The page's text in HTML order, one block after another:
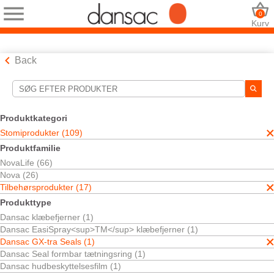
Kurv
0
Back
Produktkategori
Stomiprodukter (109)
Produktfamilie
NovaLife (66)
Nova (26)
Tilbehørsprodukter (17)
Produkttype
Dansac klæbefjerner (1)
Dansac EasiSpray<sup>TM</sup> klæbefjerner (1)
Dansac GX-tra Seals (1)
Dansac Seal formbar tætningsring (1)
Dansac hudbeskyttelsesfilm (1)
Søgeværktøjer
Dine valg:
Stomiprodukter
Tilbehørsprodukter
Dansac GX-tra Seals
Dit valg matchede1resultater
Sortér efter: